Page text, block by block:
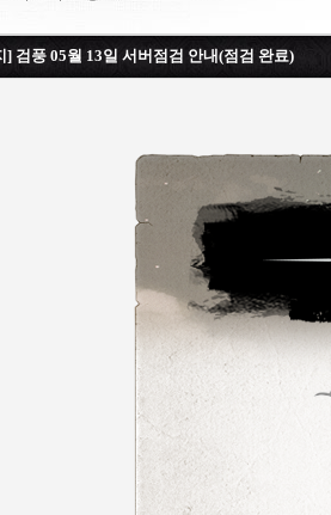
] 검풍 05월 13일 서버점검 안내(점검 완료)